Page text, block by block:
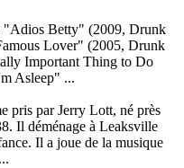
Betty" (2009, Drunk
Lover" (2005, Drunk
Important Thing to Do
Asleep" ...
pris par Jerry Lott, né près
Il déménage à Leaksville
Il a joue de la musique